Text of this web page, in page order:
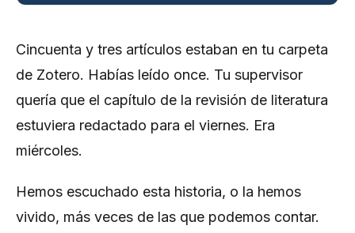
Cincuenta y tres artículos estaban en tu carpeta
de Zotero. Habías leído once. Tu supervisor
quería que el capítulo de la revisión de literatura
estuviera redactado para el viernes. Era
miércoles.
Hemos escuchado esta historia, o la hemos
vivido, más veces de las que podemos contar.